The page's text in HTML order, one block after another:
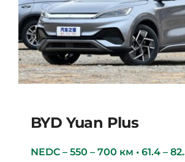
BYD Yuan Plus
NEDC – 550 – 700 км • 61.4 –